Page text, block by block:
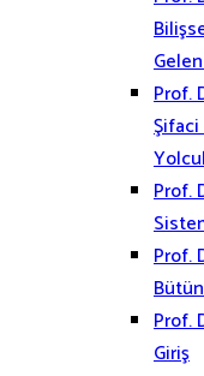
Prof.
Prof.
Prof.
Prof.
Giriş